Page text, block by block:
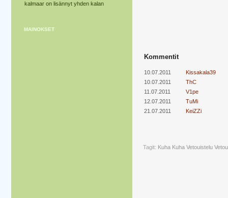
kalmaar on lisännyt yhden kalan
MAINOKSET
Kommentit
10.07.2011
Kissakala39
10.07.2011
ThC
11.07.2011
V1pe
12.07.2011
TuMi
21.07.2011
KeiZZi
Tagit: Kuha Kuha Vetouistelu